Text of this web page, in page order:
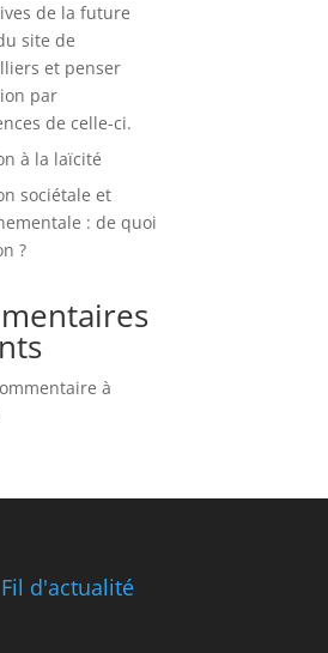
de la future
site de
et penser
par
de celle-ci.
à la laïcité
sociétale et
: de quoi
?
à
Fil d'actualité